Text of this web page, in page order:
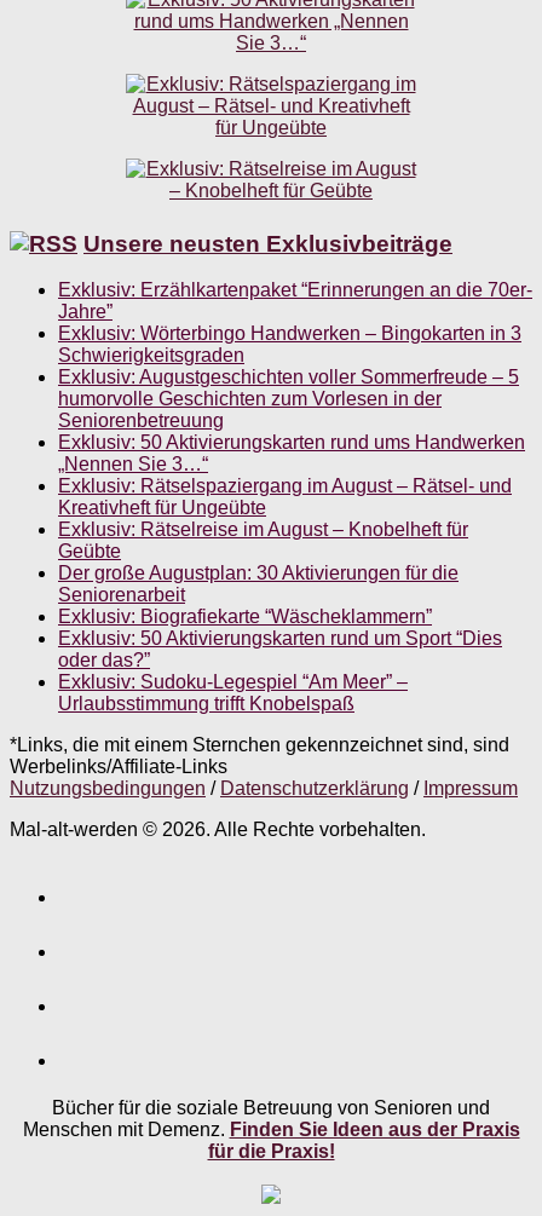
Unsere neusten Exklusivbeiträge
Exklusiv: Erzählkartenpaket “Erinnerungen an die 70er-
Jahre”
Exklusiv: Wörterbingo Handwerken – Bingokarten in 3
Schwierigkeitsgraden
Exklusiv: Augustgeschichten voller Sommerfreude – 5
humorvolle Geschichten zum Vorlesen in der
Seniorenbetreuung
Exklusiv: 50 Aktivierungskarten rund ums Handwerken
„Nennen Sie 3…“
Exklusiv: Rätselspaziergang im August – Rätsel- und
Kreativheft für Ungeübte
Exklusiv: Rätselreise im August – Knobelheft für
Geübte
Der große Augustplan: 30 Aktivierungen für die
Seniorenarbeit
Exklusiv: Biografiekarte “Wäscheklammern”
Exklusiv: 50 Aktivierungskarten rund um Sport “Dies
oder das?”
Exklusiv: Sudoku-Legespiel “Am Meer” –
Urlaubsstimmung trifft Knobelspaß
*Links, die mit einem Sternchen gekennzeichnet sind, sind
Werbelinks/Affiliate-Links
Nutzungsbedingungen / Datenschutzerklärung / Impressum
Mal-alt-werden © 2026. Alle Rechte vorbehalten.
Bücher für die soziale Betreuung von Senioren und
Menschen mit Demenz. Finden Sie Ideen aus der Praxis
für die Praxis!